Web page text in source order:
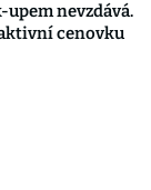
nevzdává.
cenovku